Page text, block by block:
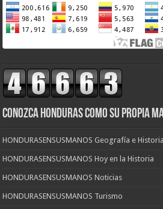
CONOZCA HONDURAS COMO SU PROPIA
HONDURASENSUSMANOS Geografía e Historia
HONDURASENSUSMANOS Hoy en la Historia
HONDURASENSUSMANOS Noticias
HONDURASENSUSMANOS Turismo